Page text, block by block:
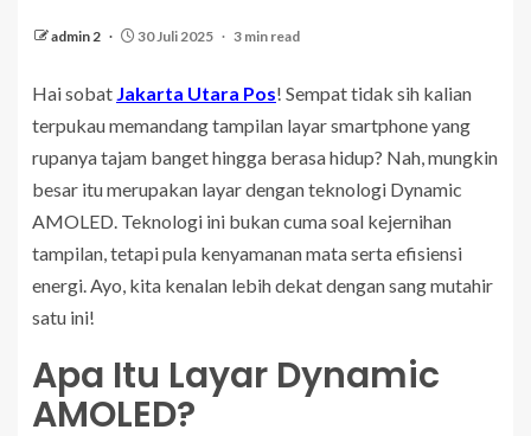
admin 2 30 Juli 2025 3 min read
Hai sobat Jakarta Utara Pos! Sempat tidak sih kalian
terpukau memandang tampilan layar smartphone yang
rupanya tajam banget hingga berasa hidup? Nah, mungkin
besar itu merupakan layar dengan teknologi Dynamic
AMOLED. Teknologi ini bukan cuma soal kejernihan
tampilan, tetapi pula kenyamanan mata serta efisiensi
energi. Ayo, kita kenalan lebih dekat dengan sang mutahir
satu ini!
Apa Itu Layar Dynamic
AMOLED?